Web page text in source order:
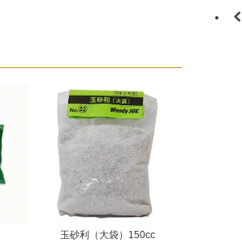
玉砂利（大袋）150cc